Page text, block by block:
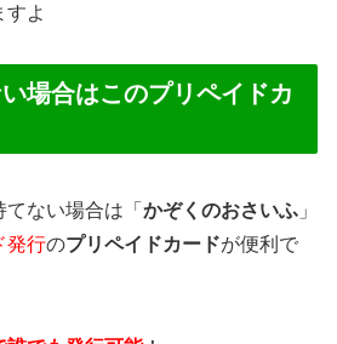
すよ
場合はこのプリペイドカ
ない場合は「 かぞくのおさいふ 」
発行のプリペイドカードが便利で